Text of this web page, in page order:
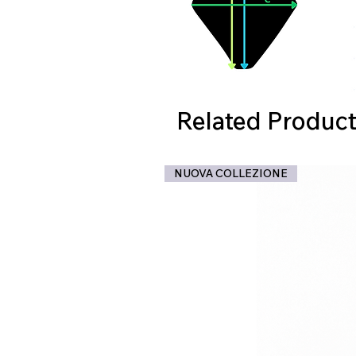
Related
NUOVA COLLEZIONE